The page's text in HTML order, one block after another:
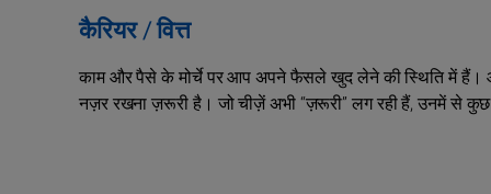
कैरियर / वित्त
काम और पैसे के मोर्चे पर आप अपने फैसले खुद लेने की स्थिति में हैं।
नज़र रखना ज़रूरी है। जो चीज़ें अभी “ज़रूरी” लग रही हैं, उनमें से